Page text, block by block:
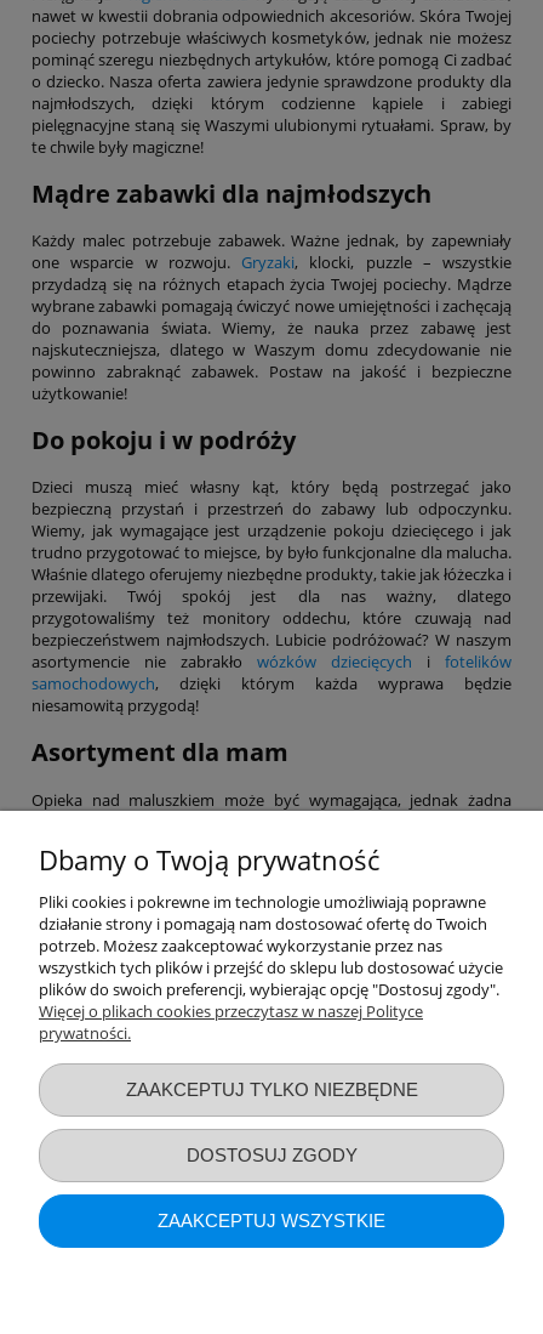
nawet w kwestii dobrania odpowiednich akcesoriów. Skóra Twojej
pociechy potrzebuje właściwych kosmetyków, jednak nie możesz
pominąć szeregu niezbędnych artykułów, które pomogą Ci zadbać
o dziecko. Nasza oferta zawiera jedynie sprawdzone produkty dla
najmłodszych, dzięki którym codzienne kąpiele i zabiegi
pielęgnacyjne staną się Waszymi ulubionymi rytuałami. Spraw, by
te chwile były magiczne!
Mądre zabawki dla najmłodszych
Każdy malec potrzebuje zabawek. Ważne jednak, by zapewniały
one wsparcie w rozwoju. Gryzaki, klocki, puzzle – wszystkie
przydadzą się na różnych etapach życia Twojej pociechy. Mądrze
wybrane zabawki pomagają ćwiczyć nowe umiejętności i zachęcają
do poznawania świata. Wiemy, że nauka przez zabawę jest
najskuteczniejsza, dlatego w Waszym domu zdecydowanie nie
powinno zabraknąć zabawek. Postaw na jakość i bezpieczne
użytkowanie!
Do pokoju i w podróży
Dzieci muszą mieć własny kąt, który będą postrzegać jako
bezpieczną przystań i przestrzeń do zabawy lub odpoczynku.
Wiemy, jak wymagające jest urządzenie pokoju dziecięcego i jak
trudno przygotować to miejsce, by było funkcjonalne dla malucha.
Właśnie dlatego oferujemy niezbędne produkty, takie jak łóżeczka i
przewijaki. Twój spokój jest dla nas ważny, dlatego
przygotowaliśmy też monitory oddechu, które czuwają nad
bezpieczeństwem najmłodszych. Lubicie podróżować? W naszym
asortymencie nie zabrakło wózków dziecięcych i fotelików
samochodowych, dzięki którym każda wyprawa będzie
niesamowitą przygodą!
Asortyment dla mam
Opieka nad maluszkiem może być wymagająca, jednak żadna
dzięki którym łatwiej przejdziesz ten etap, a także szereg
Laktatory, funkcjonalne chusty, a nawet witaminy – nie zapominaj
o sobie! Pamiętaj, by po ciężkim dniu zapewnić sobie nieco relaksu
– np. za sprawą bezpiecznych kosmetyków z naszej oferty.
Zapraszamy na zakupy!
Informacje o sklepie
Dbamy o Twoją prywatność
Pliki cookies i pokrewne im technologie umożliwiają poprawne
działanie strony i pomagają nam dostosować ofertę do Twoich
potrzeb. Możesz zaakceptować wykorzystanie przez nas
wszystkich tych plików i przejść do sklepu lub dostosować użycie
plików do swoich preferencji, wybierając opcję "Dostosuj zgody".
Więcej o plikach cookies przeczytasz w naszej Polityce
prywatności.
ZAAKCEPTUJ TYLKO NIEZBĘDNE
DOSTOSUJ ZGODY
ZAAKCEPTUJ WSZYSTKIE